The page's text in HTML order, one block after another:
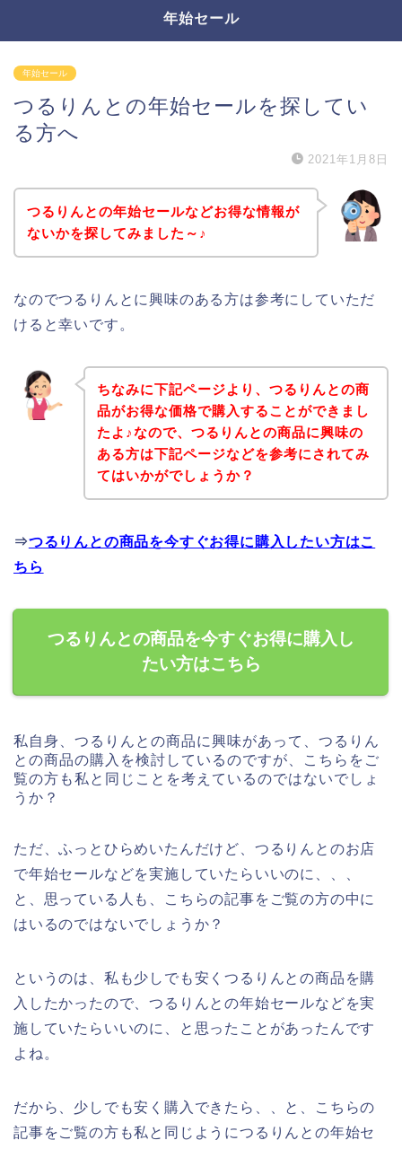
年始セール
年始セール
つるりんとの年始セールを探してい
る方へ
2021年1月8日
つるりんとの年始セールなどお得な情報が
ないかを探してみました～♪
なのでつるりんとに興味のある方は参考にしていただ
けると幸いです。
ちなみに下記ページより、つるりんとの商
品がお得な価格で購入することができまし
たよ♪なので、つるりんとの商品に興味の
ある方は下記ページなどを参考にされてみ
てはいかがでしょうか？
⇒つるりんとの商品を今すぐお得に購入したい方はこ
ちら
つるりんとの商品を今すぐお得に購入し
たい方はこちら
私自身、つるりんとの商品に興味があって、つるりん
との商品の購入を検討しているのですが、こちらをご
覧の方も私と同じことを考えているのではないでしょ
うか？
ただ、ふっとひらめいたんだけど、つるりんとのお店
で年始セールなどを実施していたらいいのに、、、
と、思っている人も、こちらの記事をご覧の方の中に
はいるのではないでしょうか？
というのは、私も少しでも安くつるりんとの商品を購
入したかったので、つるりんとの年始セールなどを実
施していたらいいのに、と思ったことがあったんです
よね。
だから、少しでも安く購入できたら、、と、こちらの
記事をご覧の方も私と同じようにつるりんとの年始セ